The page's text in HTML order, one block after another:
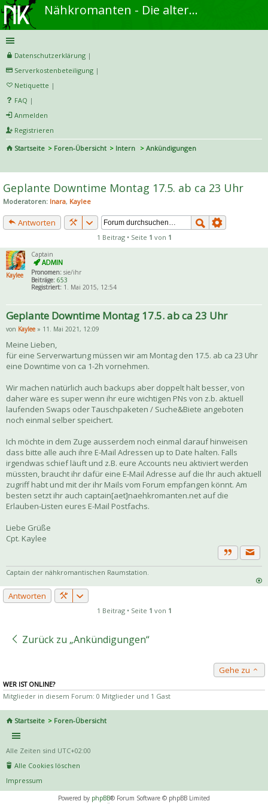
Nähkromanten - Die alternative Näh- und DIY-Community
Datenschutzerklärung |
Serverkostenbeteiligung |
Netiquette |
FAQ |
Anmelden
Registrieren
Startseite
Foren-Übersicht Intern
Ankündigungen
he
Geplante Downtime Montag 17.5. ab ca 23 Uhr
Moderatoren: Inara, Kaylee
Antworten
1 Beitrag • Seite 1 von 1
Kaylee
Captain
Pronomen: sie/ihr
Beiträge: 653
Registriert: 1. Mai 2015, 12:54
Geplante Downtime Montag 17.5. ab ca 23 Uhr
von Kaylee » 11. Mai 2021, 12:09
Meine Lieben,
für eine Serverwartung müssen wir am Montag den 17.5. ab ca 23 Uhr
eine Downtime von ca 1-2h vornehmen.
Wir machen natürlich auch backups aber doppelt hält besser, von
daher wäre es super wenn ihr eure wichtigen PNs von z.b. aktuell
laufenden Swaps oder Tauschpaketen / Suche&Biete angeboten
noch einmal selber speichert.
Ich möchte in dem Zuge ausserdem noch einmal darauf hinweisen
dass bitte alle auch ihre E-Mail Adressen up to Date halten. Falls
irgendwas schief läuft und z.B. eure Accounts neu aktiviert werden
müssten, braucht ihr dafür eine E-Mail Adresse auf die Ihr auch aktuell
zugriff habt und mit der ihr Mails vom Forum empfangen könnt. Am
besten setzt ihr auch captain[aet]naehkromanten.net auf die
Erlauben-Listen eures E-Mail Postfachs.
Liebe Grüße
Cpt. Kaylee
Zitat
Captain der nähkromantischen Raumstation.
Antworten
1 Beitrag • Seite 1 von 1
Zurück zu „Ankündigungen“
Gehe zu
WER IST ONLINE?
Mitglieder in diesem Forum: 0 Mitglieder und 1 Gast
Startseite Foren-Übersicht
Alle Zeiten sind UTC+02:00
Alle Cookies löschen
Impressum
Powered by phpBB® Forum Software © phpBB Limited